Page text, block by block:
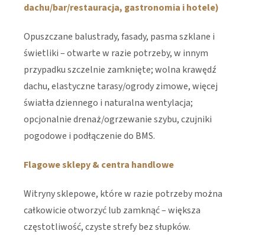
dachu/bar/restauracja, gastronomia i hotele)
Opuszczane balustrady, fasady, pasma szklane i
świetliki – otwarte w razie potrzeby, w innym
przypadku szczelnie zamknięte; wolna krawędź
dachu, elastyczne tarasy/ogrody zimowe, więcej
światła dziennego i naturalna wentylacja;
opcjonalnie drenaż/ogrzewanie szybu, czujniki
pogodowe i podłączenie do BMS.
Flagowe sklepy & centra handlowe
Witryny sklepowe, które w razie potrzeby można
całkowicie otworzyć lub zamknąć – większa
częstotliwość, czyste strefy bez słupków.